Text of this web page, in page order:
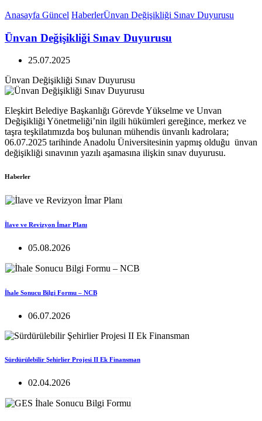
Anasayfa Güncel HaberlerÜnvan Değişikliği Sınav Duyurusu
Ünvan Değişikliği Sınav Duyurusu
25.07.2025
Ünvan Değişikliği Sınav Duyurusu
Eleşkirt Belediye Başkanlığı Görevde Yükselme ve Unvan
Değişikliği Yönetmeliği’nin ilgili hükümleri gereğince, merkez ve
taşra teşkilatımızda boş bulunan mühendis ünvanlı kadrolara;
06.07.2025 tarihinde Anadolu Üniversitesinin yapmış olduğu ünvan
değişikliği sınavının yazılı aşamasına ilişkin sınav duyurusu.
Haberler
İlave ve Revizyon İmar Planı
05.08.2026
İhale Sonucu Bilgi Formu – NCB
06.07.2026
Sürdürülebilir Şehirlier Projesi II Ek Finansman
02.04.2026